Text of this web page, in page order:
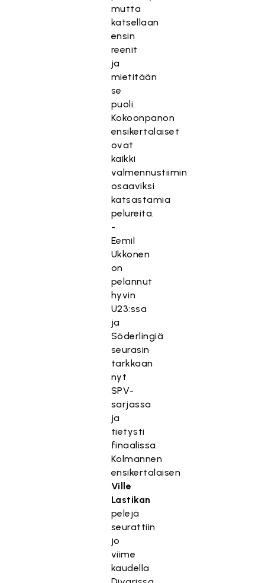
mutta
katsellaan
ensin
reenit
ja
mietitään
se
puoli.
Kokoonpanon
ensikertalaiset
ovat
kaikki
valmennustiimin
osaaviksi
katsastamia
pelureita.
-
Eemil
Ukkonen
on
pelannut
hyvin
U23:ssa
ja
Söderlingiä
seurasin
tarkkaan
nyt
SPV-
sarjassa
ja
tietysti
finaalissa.
Kolmannen
ensikertalaisen
Ville
Lastikan
pelejä
seurattiin
jo
viime
kaudella